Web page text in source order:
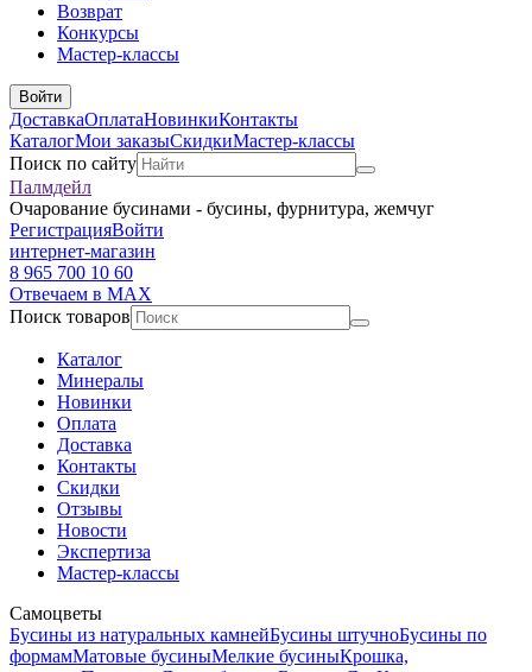
Возврат
Конкурсы
Мастер-классы
Войти
ДоставкаОплатаНовинкиКонтакты
КаталогМои заказыСкидкиМастер-классы
Поиск по сайту
Палмдейл
Очарование бусинами - бусины, фурнитура, жемчуг
РегистрацияВойти
интернет-магазин
8 965 700 10 60
Отвечаем в MAX
Поиск товаров
Каталог
Минералы
Новинки
Оплата
Доставка
Контакты
Скидки
Отзывы
Новости
Экспертиза
Мастер-классы
Самоцветы
Бусины из натуральных камнейБусины штучноБусины по
формамМатовые бусиныМелкие бусиныКрошка,